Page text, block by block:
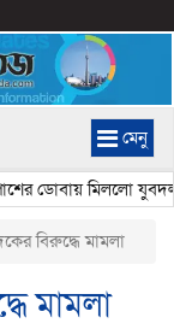
মেনু
ডোবায় মিললো যুবদল
বিরুদ্ধে মামলা
মামলা